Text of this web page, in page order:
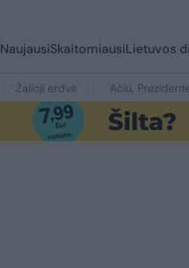
NaujausiSkaitomiausiLietuvos
Žalioji erdvė Ačiū,